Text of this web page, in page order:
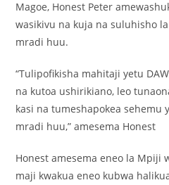
Magoe, Honest Peter
wasikivu na kuja na suluhisho
mradi huu.
“Tulipofikisha mahitaji yetu
na kutoa ushirikiano, leo
kasi na tumeshapokea sehemu
mradi huu,” amesema Honest
Honest amesema eneo la Mpiji
maji kwakua eneo kubwa